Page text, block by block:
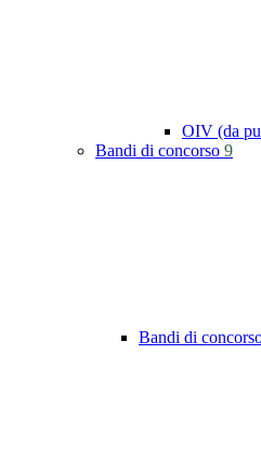
OIV (da
Bandi di concorso 9
Bandi di